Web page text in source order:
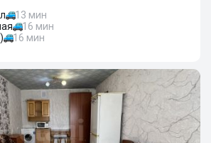
13 мин
16 мин
16 мин